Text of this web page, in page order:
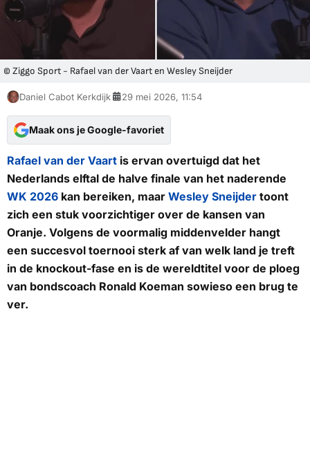
© Ziggo Sport - Rafael van der Vaart en Wesley Sneijder
Daniel Cabot Kerkdijk 29 mei 2026, 11:54
Maak ons je Google-favoriet
Rafael van der Vaart is ervan overtuigd dat het
Nederlands elftal de halve finale van het naderende
WK 2026 kan bereiken, maar Wesley Sneijder toont
zich een stuk voorzichtiger over de kansen van
Oranje. Volgens de voormalig middenvelder hangt
een succesvol toernooi sterk af van welk land je treft
in de knockout-fase en is de wereldtitel voor de ploeg
van bondscoach Ronald Koeman sowieso een brug te
ver.